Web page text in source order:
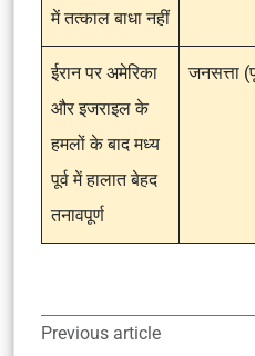
में तत्काल बाधा नहीं
ईरान पर अमेरिका
और इजराइल के
हमलों के बाद मध्य
पूर्व में हालात बेहद
तनावपूर्ण
जनसत्ता
Previous article